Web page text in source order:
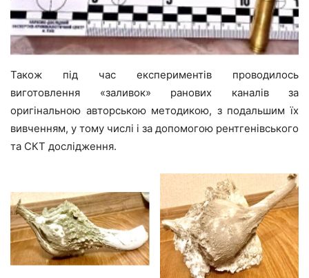
Також під час експериментів проводилось
виготовлення «заливок» ранових каналів за
оригінальною авторською методикою, з подальшим їх
вивченням, у тому числі і за допомогою рентгенівського
та СКТ дослідження.